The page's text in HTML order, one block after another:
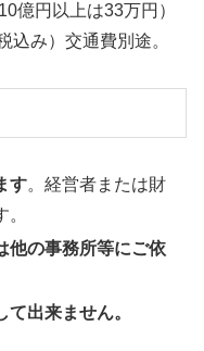
億円以上は33万円）
込み）交通費別途。
す。経営者または財
他の事務所等にご依
出来ません。